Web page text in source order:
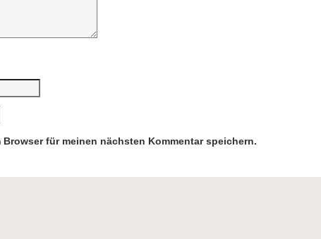
für meinen nächsten Kommentar speichern.